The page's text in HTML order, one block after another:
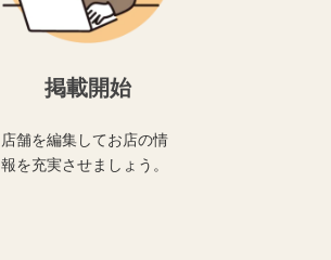
掲載開始
店舗を編集してお店の情
報を充実させましょう。